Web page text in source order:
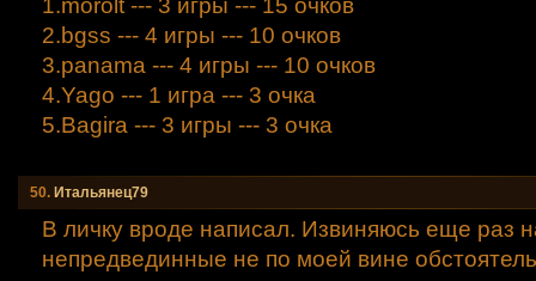
2.bgss --- 4 игры --- 10 очков
3.panama --- 4 игры --- 10 очков
4.Yago --- 1 игра --- 3 очка
5.Bagira --- 3 игры --- 3 очка
50. Итальянец79
В личку вроде написал. Извиняюсь еще раз
непредвединные не по моей вине